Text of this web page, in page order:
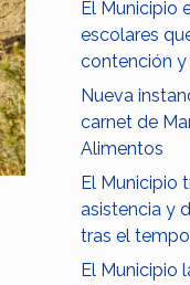
El Municipio
escolares
contención
Nueva
carnet de
Alimentos
El Municipio
asistencia y
tras el
El Municipio